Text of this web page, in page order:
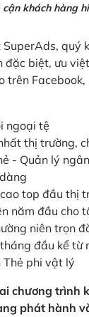
khách hàng
quý
đặc biệt, ưu
trên Facebook,
ngoại tệ
thị trường,
- Quản lý
top đầu thị
năm đầu cho
niên trọn
đầu kể từ
Thẻ phi vật lý
chương trình
phát hành